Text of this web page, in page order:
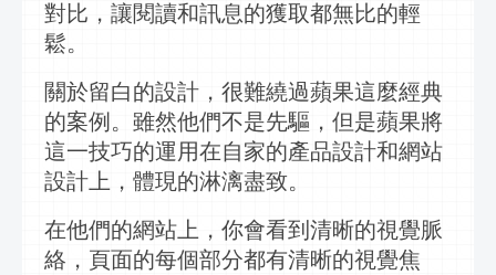
對比，讓閱讀和訊息的獲取都無比的輕
鬆。
關於留白的設計，很難繞過蘋果這麼經典
的案例。雖然他們不是先驅，但是蘋果將
這一技巧的運用在自家的產品設計和網站
設計上，體現的淋漓盡致。
在他們的網站上，你會看到清晰的視覺脈
絡，頁面的每個部分都有清晰的視覺焦